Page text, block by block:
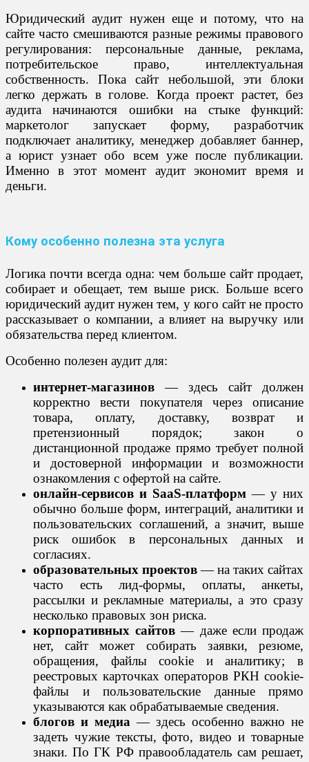
Юридический аудит нужен еще и потому, что на
сайте часто смешиваются разные режимы правового
регулирования: персональные данные, реклама,
потребительское право, интеллектуальная
собственность. Пока сайт небольшой, эти блоки
легко держать в голове. Когда проект растет, без
аудита начинаются ошибки на стыке функций:
маркетолог запускает форму, разработчик
подключает аналитику, менеджер добавляет баннер,
а юрист узнает обо всем уже после публикации.
Именно в этот момент аудит экономит время и
деньги.
Кому особенно полезна эта услуга
Логика почти всегда одна: чем больше сайт продает,
собирает и обещает, тем выше риск. Больше всего
юридический аудит нужен тем, у кого сайт не просто
рассказывает о компании, а влияет на выручку или
обязательства перед клиентом.
Особенно полезен аудит для:
интернет-магазинов — здесь сайт должен
корректно вести покупателя через описание
товара, оплату, доставку, возврат и
претензионный порядок; закон о
дистанционной продаже прямо требует полной
и достоверной информации и возможности
ознакомления с офертой на сайте.
онлайн-сервисов и SaaS-платформ — у них
обычно больше форм, интеграций, аналитики и
пользовательских соглашений, а значит, выше
риск ошибок в персональных данных и
согласиях.
образовательных проектов— на таких сайтах
часто есть лид-формы, оплаты, анкеты,
рассылки и рекламные материалы, а это сразу
несколько правовых зон риска.
корпоративных сайтов — даже если продаж
нет, сайт может собирать заявки, резюме,
обращения, файлы cookie и аналитику; в
реестровых карточках операторов РКН cookie-
файлы и пользовательские данные прямо
указываются как обрабатываемые сведения.
блогов и медиа — здесь особенно важно не
задеть чужие тексты, фото, видео и товарные
знаки. По ГК РФ правообладатель сам решает,